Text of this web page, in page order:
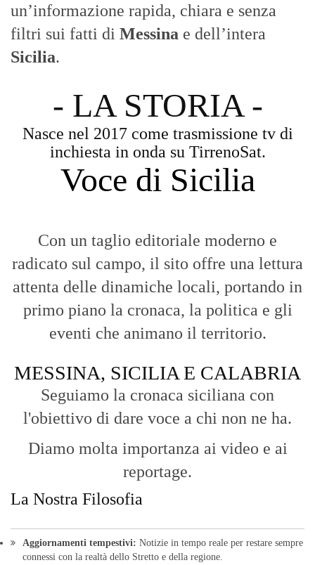
un’informazione rapida, chiara e senza
filtri sui fatti di Messina e dell’intera
Sicilia.
- LA STORIA -
Nasce nel 2017 come trasmissione tv di
inchiesta in onda su TirrenoSat.
Voce di Sicilia
Con un taglio editoriale moderno e
radicato sul campo, il sito offre una lettura
attenta delle dinamiche locali, portando in
primo piano la cronaca, la politica e gli
eventi che animano il territorio.
MESSINA, SICILIA E CALABRIA
Seguiamo la cronaca siciliana con
l'obiettivo di dare voce a chi non ne ha.
Diamo molta importanza ai video e ai
reportage.
La Nostra Filosofia
Aggiornamenti tempestivi: Notizie in tempo reale per restare sempre
connessi con la realtà dello Stretto e della regione.